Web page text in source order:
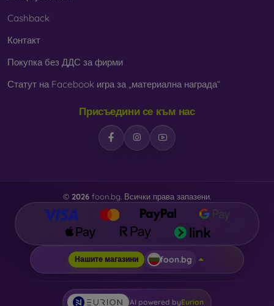
Cashback
Контакт
Покупка без ДДС за фирми
Статут на Facebook игра за „материална награда“
Присъедини се към нас
© 2026 foon.bg. Всички права запазени.
Нашите магазини foon.bg
AI powered byEurion